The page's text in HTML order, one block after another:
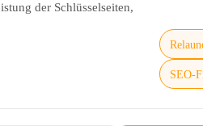
der Schlüsselseiten,